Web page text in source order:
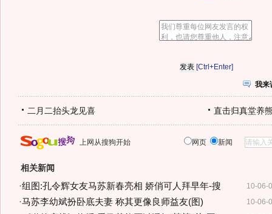
[Ctrl+Enter]
我来
二月二抬头龙见喜 直击归真堂养
上网从搜狗开始 网页 新闻
相关新闻
10-06-
·组图:孔令辉女友马苏新春亮相 娇俏可人拜早年-搜
10-06-
·马苏李幼斌扮卧底夫妻 称其更像良师益友(图)